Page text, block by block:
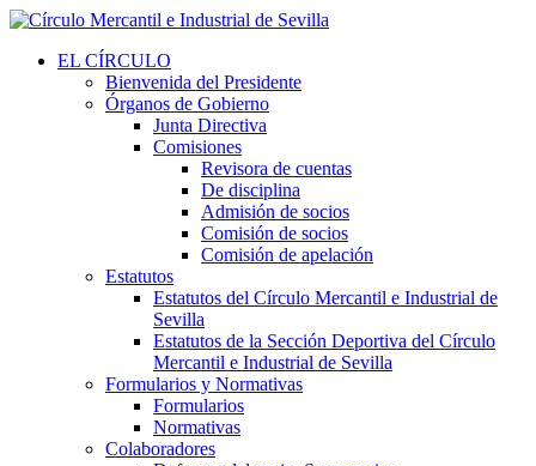
EL CÍRCULO
Bienvenida del Presidente
Órganos de Gobierno
Junta Directiva
Comisiones
Revisora de cuentas
De disciplina
Admisión de socios
Comisión de socios
Comisión de apelación
Estatutos
Estatutos del Círculo Mercantil e Industrial de
Sevilla
Estatutos de la Sección Deportiva del Círculo
Mercantil e Industrial de Sevilla
Formularios y Normativas
Formularios
Normativas
Colaboradores